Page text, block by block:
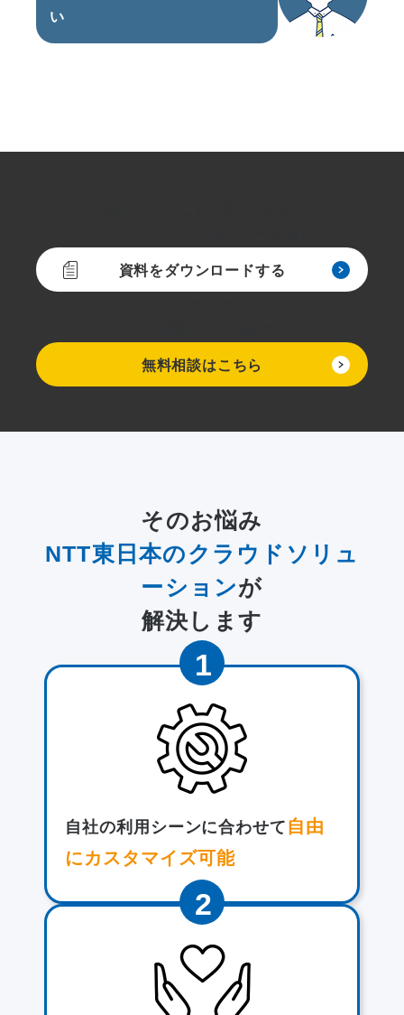
い
資料をダウンロードする
無料相談はこちら
そのお悩み
NTT東日本のクラウドソリュ
ーションが
解決します
自社の利用シーンに合わせて 自由
にカスタマイズ可能